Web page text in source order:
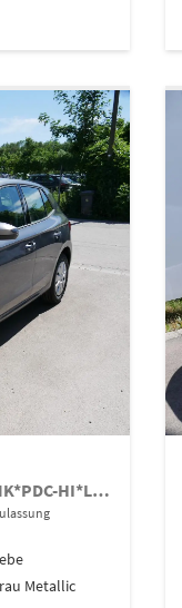
Selection 1.0 TSI *NAVI-ÜBER-SMARTLINK*PDC-HI*LED*SHZ*KLIMA*RADIO
Metallic